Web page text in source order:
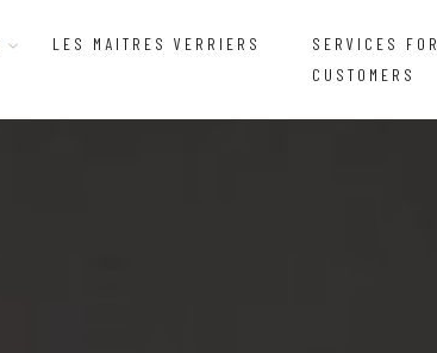
LES MAITRES VERRIERS
SERVICES FOR
CUSTOMERS